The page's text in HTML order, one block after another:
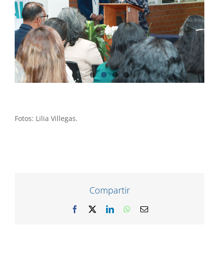
Fotos: Lilia Villegas.
Compartir
Facebook LinkedInWhatsApp
Correo